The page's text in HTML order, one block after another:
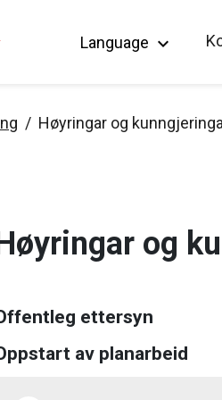
Language keyboard_arrow_down
Høyringar og
og
ettersyn
av planarbeid